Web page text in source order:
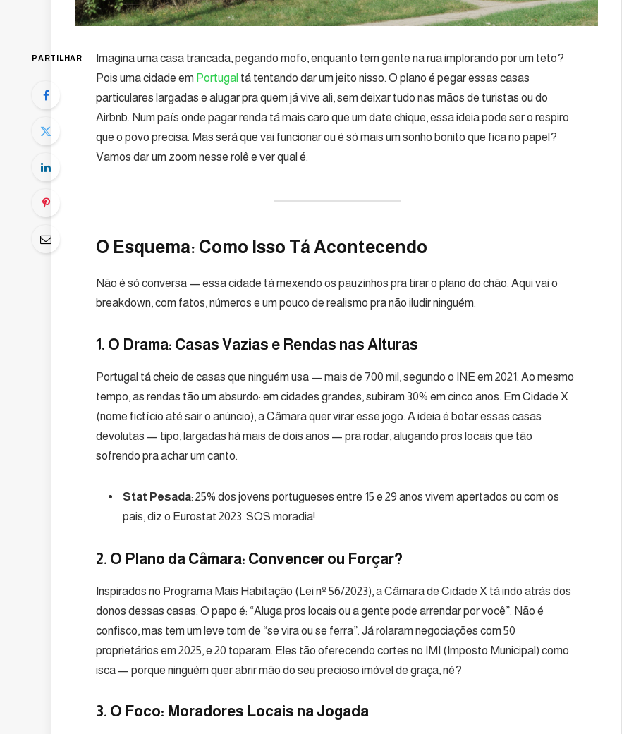
PARTILHAR
Imagina uma casa trancada, pegando mofo, enquanto tem gente na rua implorando por um teto?
Pois uma cidade em Portugal tá tentando dar um jeito nisso. O plano é pegar essas casas
particulares largadas e alugar pra quem já vive ali, sem deixar tudo nas mãos de turistas ou do
Airbnb. Num país onde pagar renda tá mais caro que um date chique, essa ideia pode ser o respiro
que o povo precisa. Mas será que vai funcionar ou é só mais um sonho bonito que fica no papel?
Vamos dar um zoom nesse rolê e ver qual é.
O Esquema: Como Isso Tá Acontecendo
Não é só conversa — essa cidade tá mexendo os pauzinhos pra tirar o plano do chão. Aqui vai o
breakdown, com fatos, números e um pouco de realismo pra não iludir ninguém.
1. O Drama: Casas Vazias e Rendas nas Alturas
Portugal tá cheio de casas que ninguém usa — mais de 700 mil, segundo o INE em 2021. Ao mesmo
tempo, as rendas tão um absurdo: em cidades grandes, subiram 30% em cinco anos. Em Cidade X
(nome fictício até sair o anúncio), a Câmara quer virar esse jogo. A ideia é botar essas casas
devolutas — tipo, largadas há mais de dois anos — pra rodar, alugando pros locais que tão
sofrendo pra achar um canto.
Stat Pesada: 25% dos jovens portugueses entre 15 e 29 anos vivem apertados ou com os
pais, diz o Eurostat 2023. SOS moradia!
2. O Plano da Câmara: Convencer ou Forçar?
Inspirados no Programa Mais Habitação (Lei nº 56/2023), a Câmara de Cidade X tá indo atrás dos
donos dessas casas. O papo é: “Aluga pros locais ou a gente pode arrendar por você”. Não é
confisco, mas tem um leve tom de “se vira ou se ferra”. Já rolaram negociações com 50
proprietários em 2025, e 20 toparam. Eles tão oferecendo cortes no IMI (Imposto Municipal) como
isca — porque ninguém quer abrir mão do seu precioso imóvel de graça, né?
3. O Foco: Moradores Locais na Jogada